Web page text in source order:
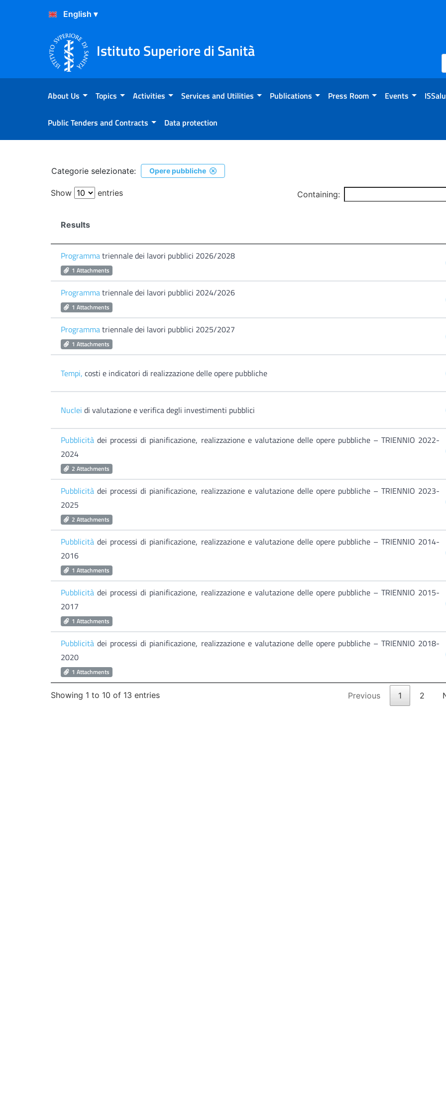
Skip to Content
Skip to Footer
Istituto Superiore di Sanità
About Us Topics Activities Services and Utilities Publications Press Room Events
Public Tenders and Contracts Data protection
RicercaCategorie selezionate: Opere pubbliche
Show entries Containing:
Results
Programmatriennale dei lavori pubblici 2026/2028
1 Attachments
Programmatriennale dei lavori pubblici 2024/2026
1 Attachments
Programmatriennale dei lavori pubblici 2025/2027
1 Attachments
Tempi, costi e indicatori di realizzazione delle opere pubbliche
Nuclei di valutazione e verifica degli investimenti pubblici
Pubblicità dei processi di pianificazione, realizzazione e valutazione delle opere pubbliche – TRIENNIO 2022-
2024
2 Attachments
Pubblicità dei processi di pianificazione, realizzazione e valutazione delle opere pubbliche – TRIENNIO 2023-
2025
2 Attachments
Pubblicità dei processi di pianificazione, realizzazione e valutazione delle opere pubbliche – TRIENNIO 2014-
2016
1 Attachments
Pubblicità dei processi di pianificazione, realizzazione e valutazione delle opere pubbliche – TRIENNIO 2015-
2017
1 Attachments
Pubblicità dei processi di pianificazione, realizzazione e valutazione delle opere pubbliche – TRIENNIO 2018-
2020
1 Attachments
Showing 1 to 10 of 13 entries Previous 1 2